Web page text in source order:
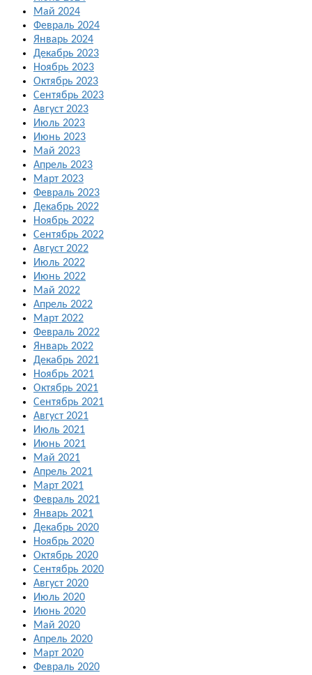
Май 2024
Февраль 2024
Январь 2024
Декабрь 2023
Ноябрь 2023
Октябрь 2023
Сентябрь 2023
Август 2023
Июль 2023
Июнь 2023
Май 2023
Апрель 2023
Март 2023
Февраль 2023
Декабрь 2022
Ноябрь 2022
Сентябрь 2022
Август 2022
Июль 2022
Июнь 2022
Май 2022
Апрель 2022
Март 2022
Февраль 2022
Январь 2022
Декабрь 2021
Ноябрь 2021
Октябрь 2021
Сентябрь 2021
Август 2021
Июль 2021
Июнь 2021
Май 2021
Апрель 2021
Март 2021
Февраль 2021
Январь 2021
Декабрь 2020
Ноябрь 2020
Октябрь 2020
Сентябрь 2020
Август 2020
Июль 2020
Июнь 2020
Май 2020
Апрель 2020
Март 2020
Февраль 2020